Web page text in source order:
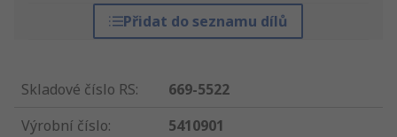
Přidat do seznamu dílů
Skladové číslo RS:
669-5522
Výrobní číslo:
5410901